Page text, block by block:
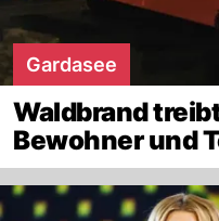
Gardasee
Waldbrand
Bewohner und